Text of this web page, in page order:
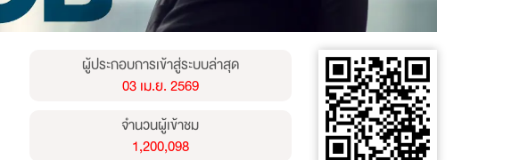
ผู้ประกอบการเข้าสู่ระบบล่าสุด
03 เม.ย. 2569
จำนวนผู้เข้าชม
1,200,098